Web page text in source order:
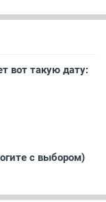
вот такую дату:
с выбором)